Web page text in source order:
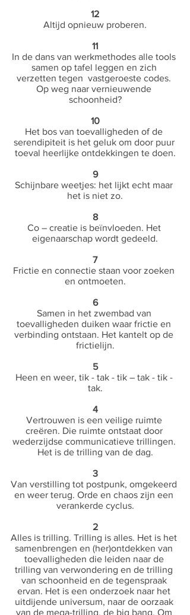
12
Altijd opnieuw proberen.
11
In de dans van werkmethodes alle tools
samen op tafel leggen en zich
verzetten tegen  vastgeroeste codes.
Op weg naar vernieuwende
schoonheid?
10
Het bos van toevalligheden of de
serendipiteit is het geluk om door puur
toeval heerlijke ontdekkingen te doen.
9
Schijnbare weetjes: het lijkt echt maar
het is niet zo.
8
Co – creatie is beïnvloeden. Het
eigenaarschap wordt gedeeld.
7
Frictie en connectie staan voor zoeken
en ontmoeten.
6
Samen in het zwembad van
toevalligheden duiken waar frictie en
verbinding ontstaan. Het kantelt op de
frictielijn.
5
Heen en weer, tik - tak - tik – tak - tik -
tak.
4
Vertrouwen is een veilige ruimte
creëren. Die ruimte ontstaat door
wederzijdse communicatieve trillingen.
Het is de trilling van de dag.
3
Van verstilling tot postpunk, omgekeerd
en weer terug. Orde en chaos zijn een
verankerde cyclus.
2
Alles is trilling. Trilling is alles. Het is het
samenbrengen en (her)ontdekken van
toevalligheden die leiden naar de
trilling van verwondering en de trilling
van schoonheid en de tegenspraak
ervan. Het is een onderzoek naar het
uitdijende universum, naar de oorzaak
van de mega-trilling, de big bang. Om